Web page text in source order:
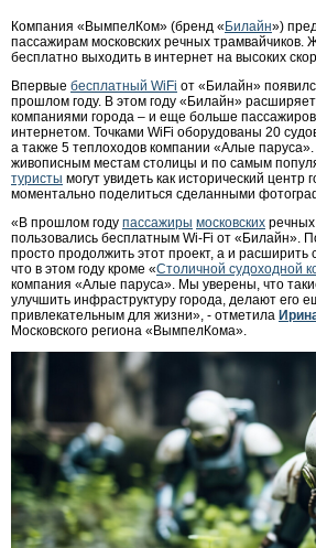
Компания «ВымпелКом» (бренд « Билайн»)
пассажирам московских речных трамвайчиков.
бесплатно выходить в интернет на высоких
Впервые бесплатный WiFi от «Билайн»
прошлом году. В этом году «Билайн»
компаниями города – и еще больше пассажиров
интернетом. Точками WiFi оборудованы 20
а также 5 теплоходов компании «Алые
живописным местам столицы и по самым
туристы могут увидеть как исторический центр
моментально поделиться сделанными
«В прошлом году пассажиры московских речных
пользовались бесплатным Wi-Fi от «Билайн».
просто продолжить этот проект, а и
что в этом году кроме «Столичной судоходной
компания «Алые паруса». Мы уверены, что
улучшить инфраструктуру города, делают
привлекательным для жизни», - отметила
Московского региона «ВымпелКома».